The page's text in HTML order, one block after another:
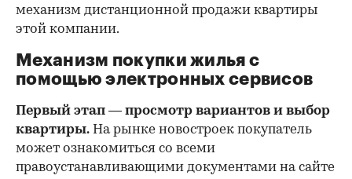
механизм дистанционной продажи квартиры
этой компании.
Механизм покупки жилья с
помощью электронных сервисов
Первый этап — просмотр вариантов и выбор
квартиры. На рынке новостроек покупатель
может ознакомиться со всеми
правоустанавливающими документами на сайте